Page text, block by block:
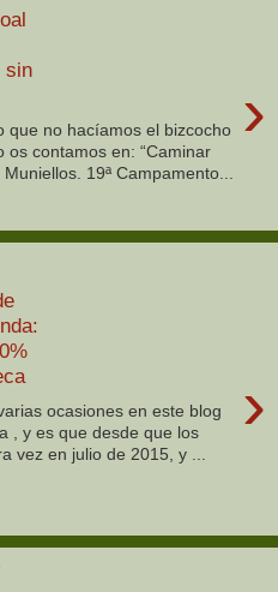
sin
›
que no hacíamos el bizcocho
os contamos en: “Caminar
19ª Campamento...
›
ocasiones en este blog
, y es que desde que los
vez en julio de 2015, y ...